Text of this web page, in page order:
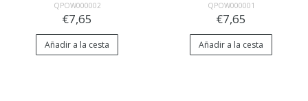
QPOW000002
€7,65
Añadir a la cesta
QPOW000001
€7,65
Añadir a la cesta